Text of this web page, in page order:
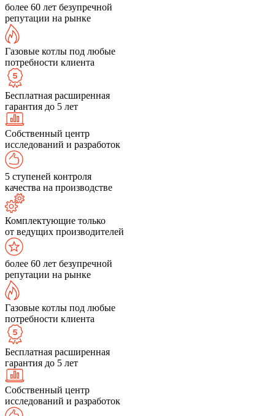
более 60 лет безупречной
репутации на рынке
Газовые котлы под любые
потребности клиента
Бесплатная расширенная
гарантия до 5 лет
Собственный центр
исследований и разработок
5 ступеней контроля
качества на производстве
Комплектующие только
от ведущих производителей
более 60 лет безупречной
репутации на рынке
Газовые котлы под любые
потребности клиента
Бесплатная расширенная
гарантия до 5 лет
Собственный центр
исследований и разработок